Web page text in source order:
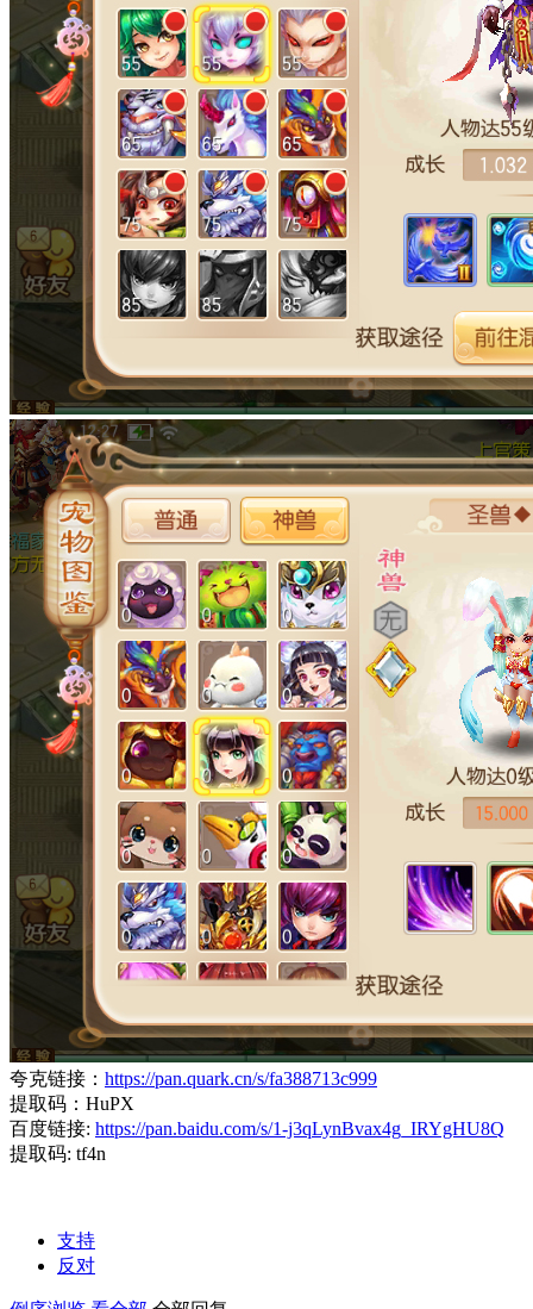
夸克链接： https://pan.quark.cn/s/fa388713c999
提取码：HuPX
百度链接: https://pan.baidu.com/s/1-j3qLynBvax4g_IRYgHU8Q
提取码: tf4n
支持
反对